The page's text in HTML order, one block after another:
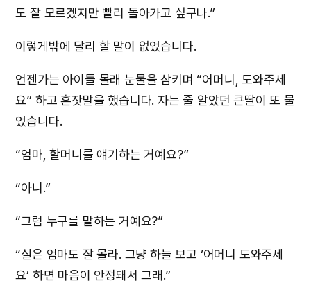
도 잘 모르겠지만 빨리 돌아가고 싶구나.”
이렇게밖에 달리 할 말이 없었습니다.
언젠가는 아이들 몰래 눈물을 삼키며 “어머니, 도와주세
요” 하고 혼잣말을 했습니다. 자는 줄 알았던 큰딸이 또 물
었습니다.
“엄마, 할머니를 얘기하는 거예요?”
“아니.”
“그럼 누구를 말하는 거예요?”
“실은 엄마도 잘 몰라. 그냥 하늘 보고 ‘어머니 도와주세
요’ 하면 마음이 안정돼서 그래.”